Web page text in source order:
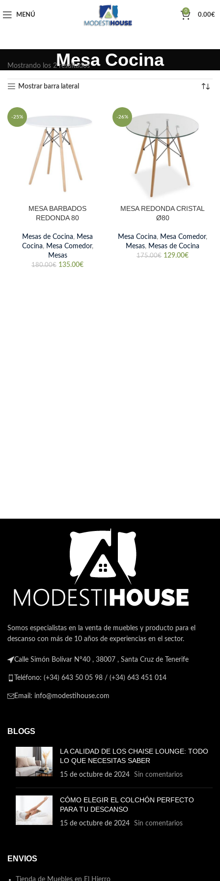
MENÚ
0
0.00€
Mesa Cocina
Mostrando los 2 resultados
Mostrar barra lateral
-25%
MESA BARBADOS
REDONDA 80
Mesas de Cocina, Mesa
Cocina, Mesa Comedor,
Mesas
180.00€ 135.00€
-26%
MESA REDONDA CRISTAL
Ø80
Mesa Cocina, Mesa Comedor,
Mesas, Mesas de Cocina
175.00€ 129.00€
Somos especialistas en la venta de muebles y producto para el
descanso con más de 10 años de experiencias en el sector.
Calle Simón Bolívar Nº40 , 38007 , Santa Cruz de Tenerife
Teléfono: (+34) 643 50 05 98 / (+34) 643 451 014
Email: info@modestihouse.com
BLOGS
LA CALIDAD DE LOS CHAISE LOUNGE: TODO
LO QUE NECESITAS SABER
15 de octubre de 2024 Sin comentarios
CÓMO ELEGIR EL COLCHÓN PERFECTO
PARA TU DESCANSO
15 de octubre de 2024 Sin comentarios
ENVIOS
Tienda de Muebles en El Hierro